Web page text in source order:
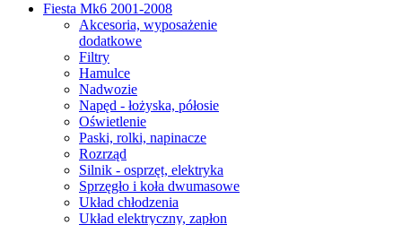
Fiesta Mk6 2001-2008
Akcesoria, wyposażenie
dodatkowe
Filtry
Hamulce
Nadwozie
Napęd - łożyska, półosie
Oświetlenie
Paski, rolki, napinacze
Rozrząd
Silnik - osprzęt, elektryka
Sprzęgło i koła dwumasowe
Układ chłodzenia
Układ elektryczny, zapłon